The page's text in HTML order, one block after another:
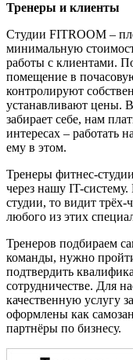
Тренеры и клиенты
Студии FITROOM –
минимальную
работы с клиентами.
помещение в
контролируют
устанавливают цены.
забирает себе, нам
интересах – работать
ему в этом.
Тренеры фитнес-
через нашу IT-систему.
студии, то видит
любого из этих
Тренеров подбираем
команды, нужно
подтвердить
сотрудничестве. Для
качественную услугу
оформлены как
партнёры по бизнесу.